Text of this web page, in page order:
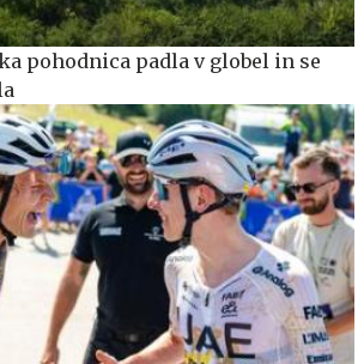
pohodnica padla v globel in se